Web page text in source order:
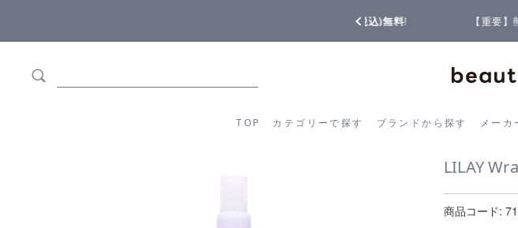
【重要】熊本地震の影響に
TOP カテゴリーで探す ブランドから探す メーカ
カテゴリーから探す ブランドから探す メ
LILAY
商品コード: